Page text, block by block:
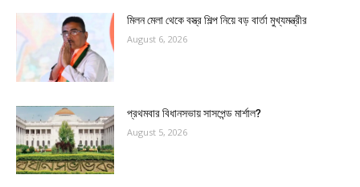
মিলন মেলা থেকে বস্ত্র শিল্প নিয়ে বড় বার্তা মুখ্যমন্ত্রীর
August 6, 2026
প্রথমবার বিধানসভায় সাসপেন্ড মার্শাল?
August 5, 2026